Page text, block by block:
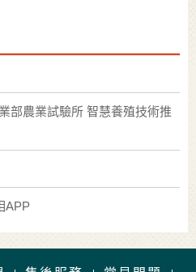
部農業試驗所 智慧養殖技術推
APP